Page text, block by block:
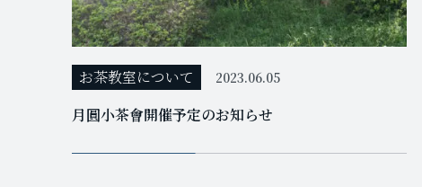
お茶教室について 2023.06.05
月圓小茶會開催予定のお知らせ